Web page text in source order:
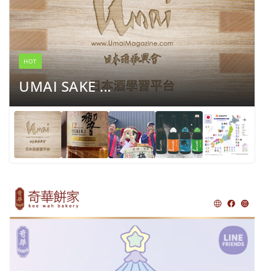
HOT
UMAI SAKE ...